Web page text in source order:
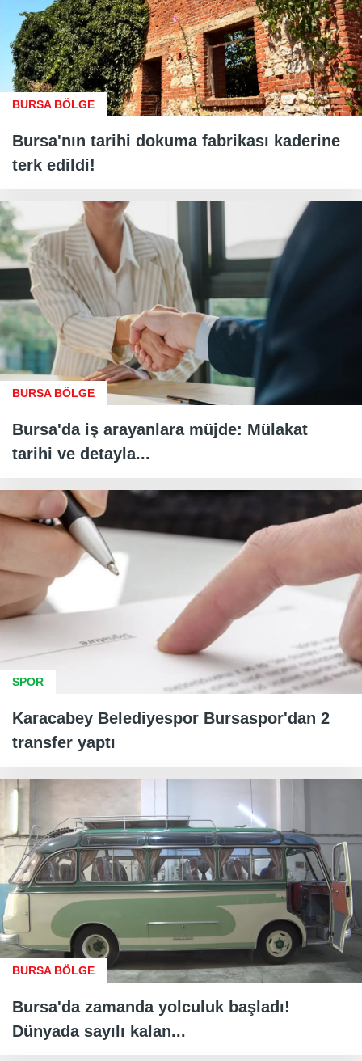
BURSA BÖLGE
Bursa'nın tarihi dokuma fabrikası kaderine
terk edildi!
BURSA BÖLGE
Bursa'da iş arayanlara müjde: Mülakat
tarihi ve detayla...
SPOR
Karacabey Belediyespor Bursaspor'dan 2
transfer yaptı
BURSA BÖLGE
Bursa'da zamanda yolculuk başladı!
Dünyada sayılı kalan...